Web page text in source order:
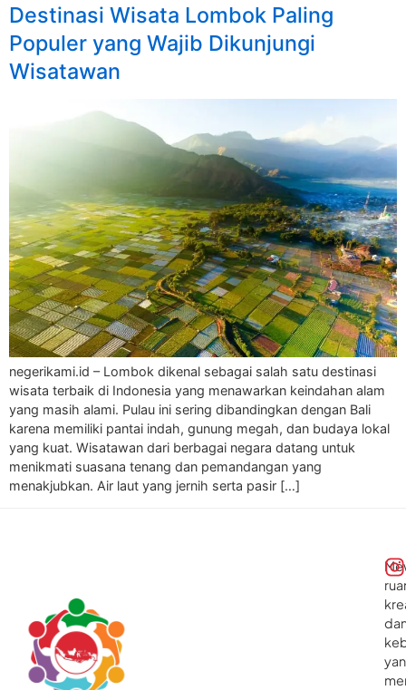
Destinasi Wisata Lombok Paling
Populer yang Wajib Dikunjungi
Wisatawan
negerikami.id – Lombok dikenal sebagai salah satu destinasi
wisata terbaik di Indonesia yang menawarkan keindahan alam
yang masih alami. Pulau ini sering dibandingkan dengan Bali
karena memiliki pantai indah, gunung megah, dan budaya lokal
yang kuat. Wisatawan dari berbagai negara datang untuk
menikmati suasana tenang dan pemandangan yang
menakjubkan. Air laut yang jernih serta pasir […]